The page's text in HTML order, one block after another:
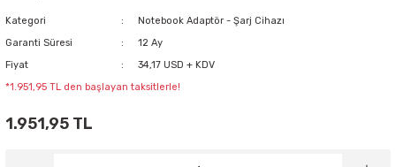
Kategori
Notebook Adaptör - Şarj Cihazı
Garanti Süresi
12 Ay
Fiyat
34,17 USD + KDV
*1.951,95 TL den başlayan taksitlerle!
1.951,95 TL